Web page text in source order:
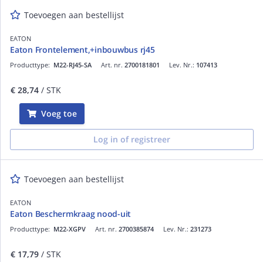
Toevoegen aan bestellijst
EATON
Eaton Frontelement,+inbouwbus rj45
Art. nr. 2700181801
Producttype: M22-RJ45-SA Lev. Nr.: 107413
€ 28,74 / STK
Voeg toe
Log in of registreer
Toevoegen aan bestellijst
EATON
Eaton Beschermkraag nood-uit
Art. nr. 2700385874
Producttype: M22-XGPV Lev. Nr.: 231273
€ 17,79 / STK